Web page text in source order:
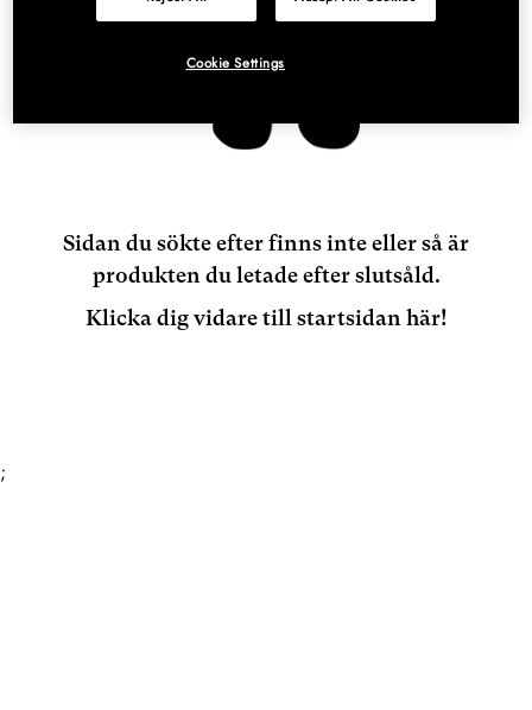
Sidan du sökte efter finns inte eller så är
produkten du letade efter slutsåld.
Klicka dig vidare till startsidan här!
;
Cookie Settings